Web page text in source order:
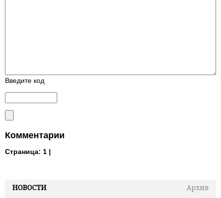
НОВОСТИ
Архив
Введите код
Комментарии
Страница: 1 |